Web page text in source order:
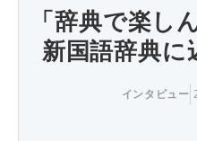
「辞典で楽し
新国語辞典
インタビュー